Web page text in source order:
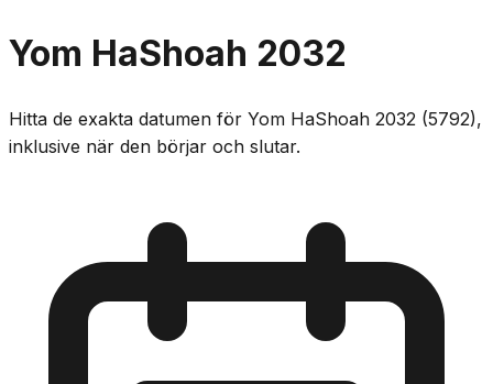
Yom HaShoah 2032
Hitta de exakta datumen för Yom HaShoah 2032 (5792),
inklusive när den börjar och slutar.